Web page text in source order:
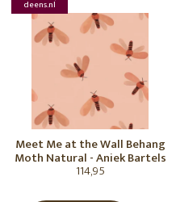
deens.nl
Meet Me at the Wall Behang
Moth Natural - Aniek Bartels
114,95